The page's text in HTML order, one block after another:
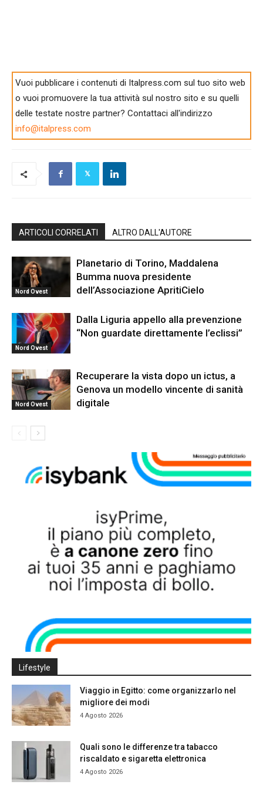
Vuoi pubblicare i contenuti di Italpress.com sul tuo sito web
o vuoi promuovere la tua attività sul nostro sito e su quelli
delle testate nostre partner? Contattaci all'indirizzo
info@italpress.com
ARTICOLI CORRELATI ALTRO DALL'AUTORE
Nord Ovest
Planetario di Torino, Maddalena
Bumma nuova presidente
dell’Associazione ApritiCielo
Nord Ovest
Dalla Liguria appello alla prevenzione
“Non guardate direttamente l’eclissi”
Nord Ovest
Recuperare la vista dopo un ictus, a
Genova un modello vincente di sanità
digitale
Lifestyle
Viaggio in Egitto: come organizzarlo nel
migliore dei modi
4 Agosto 2026
Quali sono le differenze tra tabacco
riscaldato e sigaretta elettronica
4 Agosto 2026